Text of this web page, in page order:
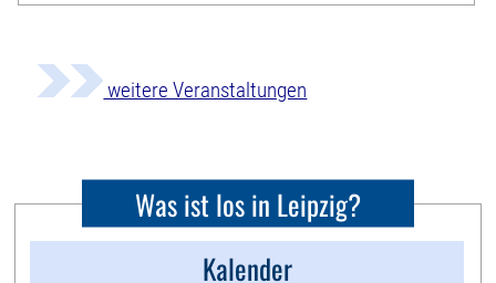
weitere Veranstaltungen
Was ist los in Leipzig?
Kalender